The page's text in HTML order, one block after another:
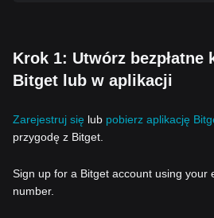
Krok 1: Utwórz bezpłatne
Bitget lub w aplikacji
Zarejestruj się lub pobierz aplikację
przygodę z Bitget.
Sign up for a Bitget account using your
number.